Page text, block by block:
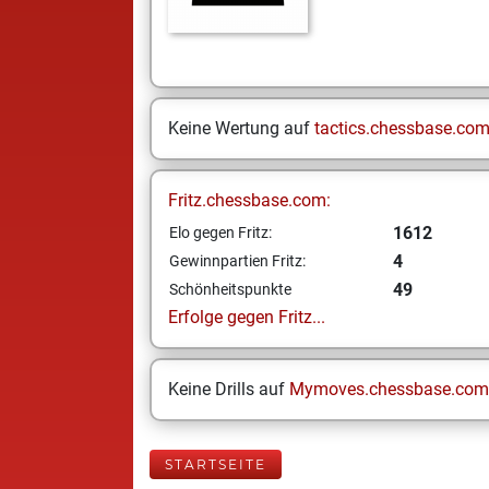
Keine Wertung auf tactics.chessbase.com
Fritz.chessbase.com:
Elo gegen Fritz: 1612
Gewinnpartien Fritz: 4
Schönheitspunkte
49
Erfolge gegen Fritz...
Keine Drills auf Mymoves.chessbase.com
STARTSEITE